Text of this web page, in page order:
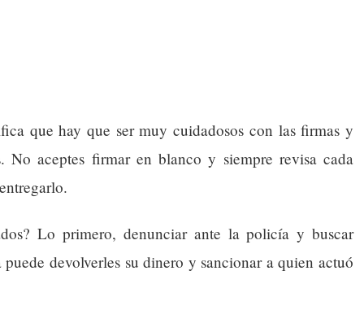
que hay que ser muy cuidadosos con las firmas y
No aceptes firmar en blanco y siempre revisa cada
Lo primero, denunciar ante la policía y buscar
devolverles su dinero y sancionar a quien actuó